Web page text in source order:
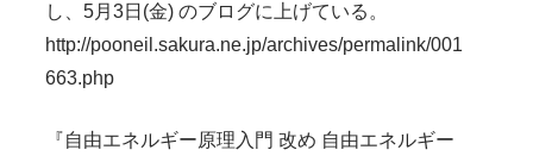
し、5月3日(金) のブログに上げている。
http://pooneil.sakura.ne.jp/archives/permalink/001
663.php
『自由エネルギー原理入門 改め 自由エネルギー